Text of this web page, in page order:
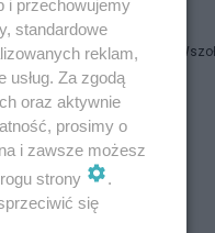
Grzegorz
Napisz notkę
i przechowujemy
standardowe
reklam,
Za zgodą
oraz aktywnie
prosimy o
i zawsze możesz
strony
.
się